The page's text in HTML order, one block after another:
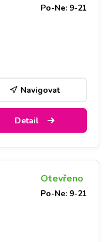
Po-Ne: 9-21
Navigovat
Detail
Otevřeno
Po-Ne: 9-21